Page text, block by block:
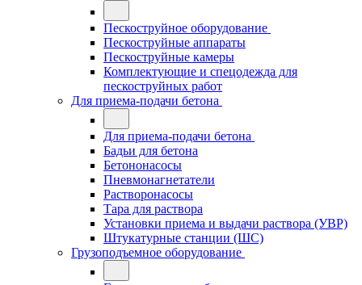
Пескоструйное оборудование
Пескоструйные аппараты
Пескоструйные камеры
Комплектующие и спецодежда для
пескоструйных работ
Для приема-подачи бетона
Для приема-подачи бетона
Бадьи для бетона
Бетононасосы
Пневмонагнетатели
Растворонасосы
Тара для раствора
Установки приема и выдачи раствора (УВР)
Штукатурные станции (ШС)
Грузоподъемное оборудование